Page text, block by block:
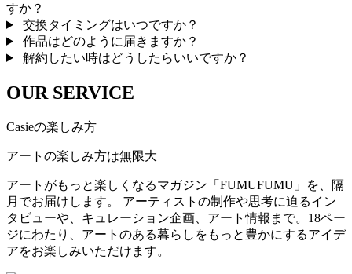
すか？
交換タイミングはいつですか？
作品はどのように届きますか？
解約したい時はどうしたらいいですか？
OUR SERVICE
Casieの楽しみ方
アートの楽しみ方は無限大
アートがもっと楽しくなるマガジン「FUMUFUMU」を、隔
月でお届けします。 アーティストの制作や思考に迫るイン
タビューや、キュレーション企画、アート情報まで。18ペー
ジにわたり、アートのある暮らしをもっと豊かにするアイデ
アをお楽しみいただけます。